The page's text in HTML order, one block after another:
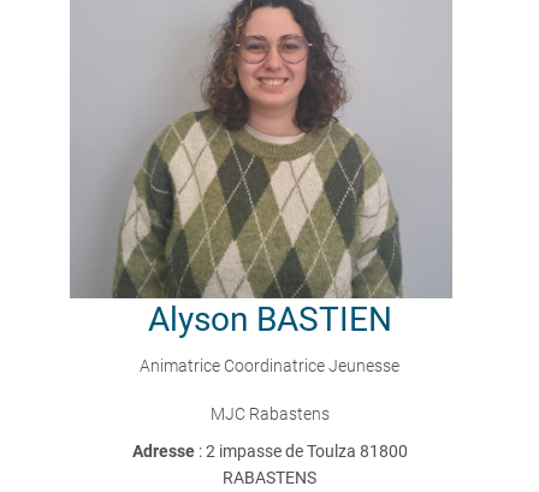
Alyson BASTIEN
Animatrice Coordinatrice Jeunesse
MJC Rabastens
Adresse : 2 impasse de Toulza 81800
RABASTENS